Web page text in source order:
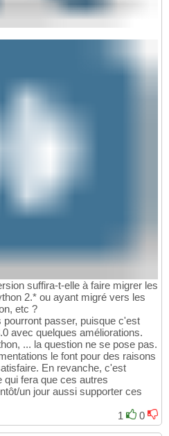
suffira-t-elle à faire migrer les
2.* ou ayant migré vers les
etc ?
passer, puisque c'est
avec quelques améliorations.
... la question ne se pose pas.
le font pour des raisons
En revanche, c'est
qui fera que ces autres
un jour aussi supporter ces
1
0